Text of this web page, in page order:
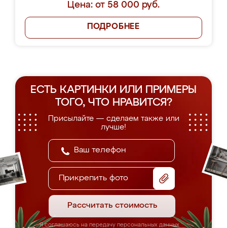
Цена: от 58 000 руб.
ПОДРОБНЕЕ
ЕСТЬ КАРТИНКИ ИЛИ ПРИМЕРЫ
ТОГО, ЧТО НРАВИТСЯ?
Присылайте — сделаем также или
лучше!
Прикрепить фото
Рассчитать стоимость
Я соглашаюсь на передачу персональных данных